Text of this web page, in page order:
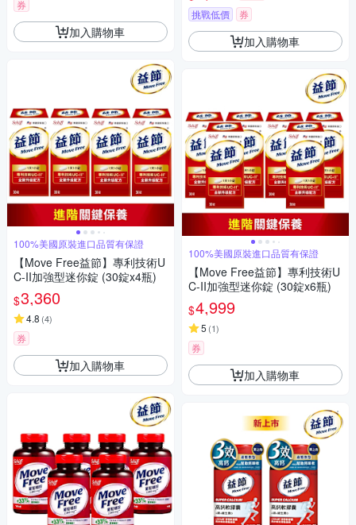
券
加入購物車
100%美國原裝進口品質有保證
【Move Free益節】專利技術U
C-II加強型迷你錠 (30錠x4瓶)
$3,360
4.8 (4)
券
加入購物車
挑戰低價 券
加入購物車
100%美國原裝進口品質有保證
【Move Free益節】專利技術U
C-II加強型迷你錠 (30錠x6瓶)
$4,999
5 (1)
券
加入購物車